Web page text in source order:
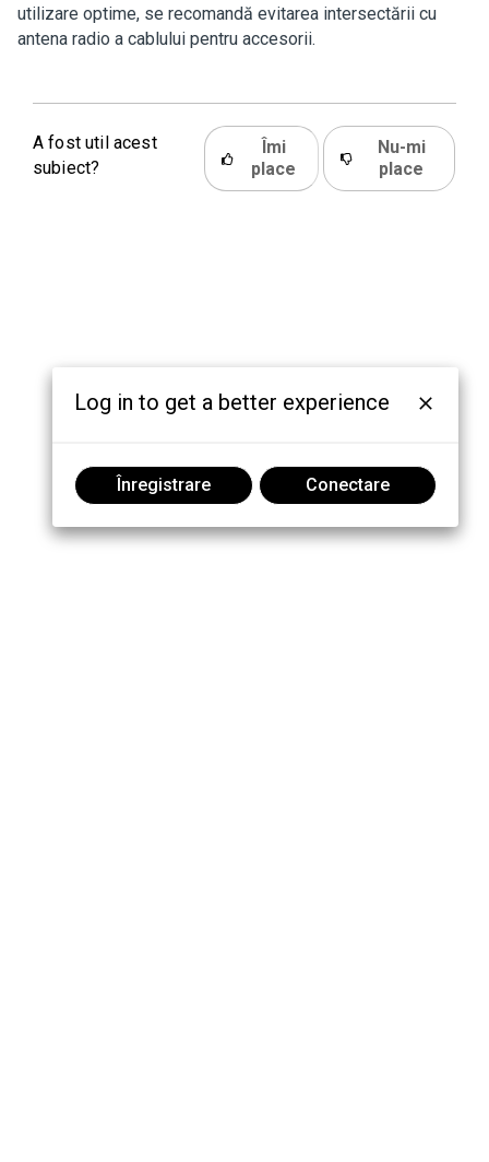
utilizare optime, se recomandă evitarea intersectării cu
antena radio a cablului pentru accesorii.
A fost util acest
subiect?
Îmi
place
Nu-mi
place
Log in to get a better experience
Înregistrare Conectare